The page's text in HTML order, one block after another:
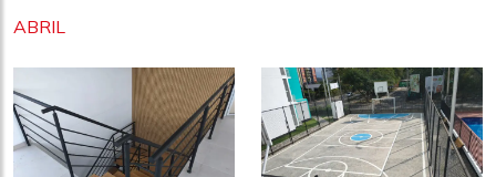
ABRIL